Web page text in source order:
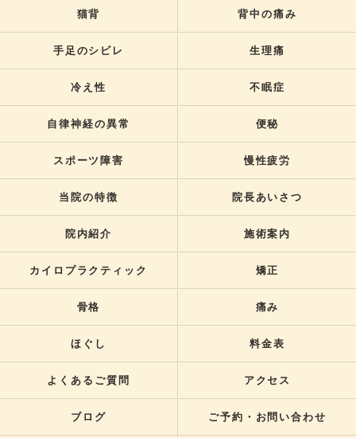
猫背 背中の痛み
手足のシビレ 生理痛
冷え性 不眠症
自律神経の異常 便秘
スポーツ障害 慢性疲労
当院の特徴 院長あいさつ
院内紹介 施術案内
カイロプラクティック 矯正
骨格 痛み
ほぐし 料金表
よくあるご質問 アクセス
ブログ ご予約・お問い合わせ